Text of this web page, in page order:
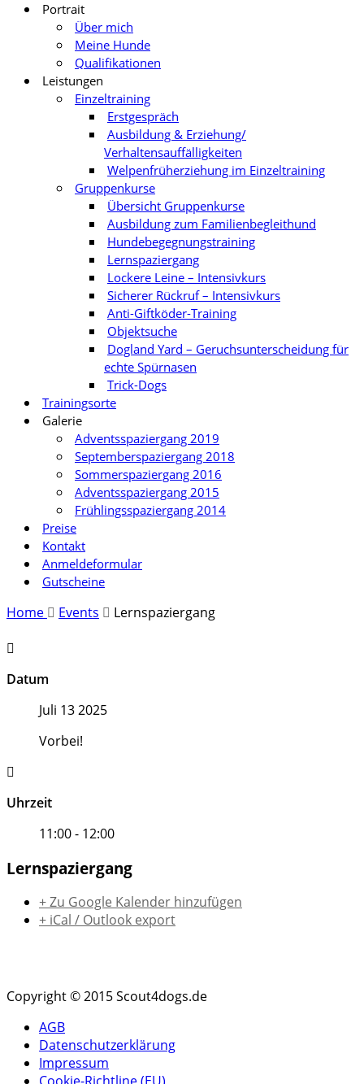
Portrait
Über mich
Meine Hunde
Qualifikationen
Leistungen
Einzeltraining
Erstgespräch
Ausbildung & Erziehung/
Verhaltensauffälligkeiten
Welpenfrüherziehung im Einzeltraining
Gruppenkurse
Übersicht Gruppenkurse
Ausbildung zum Familienbegleithund
Hundebegegnungstraining
Lernspaziergang
Lockere Leine – Intensivkurs
Sicherer Rückruf – Intensivkurs
Anti-Giftköder-Training
Objektsuche
Dogland Yard – Geruchsunterscheidung für
echte Spürnasen
Trick-Dogs
Trainingsorte
Galerie
Adventsspaziergang 2019
Septemberspaziergang 2018
Sommerspaziergang 2016
Adventsspaziergang 2015
Frühlingsspaziergang 2014
Preise
Kontakt
Anmeldeformular
Gutscheine
Home Events Lernspaziergang
Datum
Juli 13 2025
Vorbei!
Uhrzeit
11:00 - 12:00
Lernspaziergang
+ Zu Google Kalender hinzufügen
+ iCal / Outlook export
Copyright © 2015 Scout4dogs.de
AGB
Datenschutzerklärung
Impressum